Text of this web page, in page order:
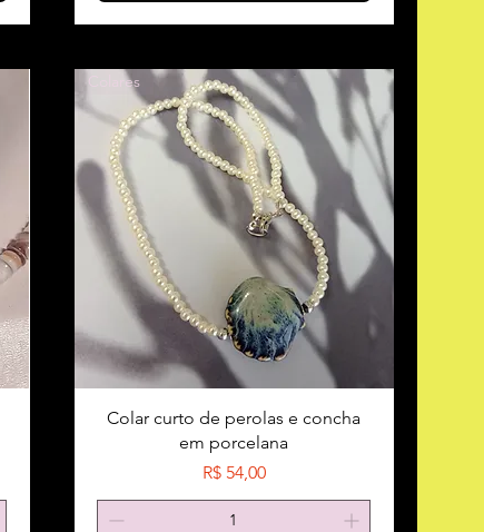
Colares
Colar curto de perolas e concha
em porcelana
Preço
R$ 54,00